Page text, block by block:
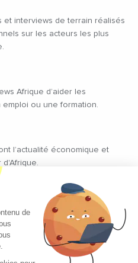
et interviews de terrain réalisés
sur les acteurs les plus
Afrique d’aider les
ou une formation.
l’actualité économique et